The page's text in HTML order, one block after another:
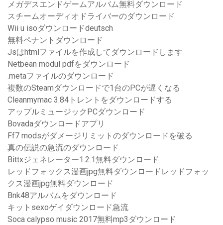
メガデスエンドゲームアルバム無料ダウンロード
スチームオーディオドライバーのダウンロード
Wii u isoダウンロードdeutsch
無料ペナントダウンロード
Jsはhtmlファイルを作成してダウンロードします
Netbean modul pdfをダウンロード
.metaファイルのダウンロード
複数のSteamダウンロードで1台のPCが遅くなる
Cleanmymac 3.84トレントをダウンロードする
アップルミュージックPCダウンロード
Bovadaダウンロードアプリ
Ff7 modsがダメージリミットのダウンロードを破る
真の伝説の急流のダウンロード
Bittxジェネレーター1.2.1無料ダウンロード
レッドフォックス漫画jpg無料ダウンロードレッドフォッ
クス漫画jpg無料ダウンロード
Bnk48アルバムをダウンロード
キットsexoゲイダウンロード急流
Soca calypso music 2017無料mp3ダウンロード